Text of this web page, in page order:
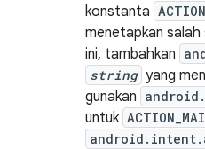
konstanta ACTION_
menetapkan
ini, tambahkan
string yang
gunakan
untuk